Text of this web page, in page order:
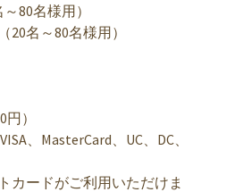
80名様用）
20名～80名様用）
）
、MasterCard、UC、DC、
カードがご利用いただけま